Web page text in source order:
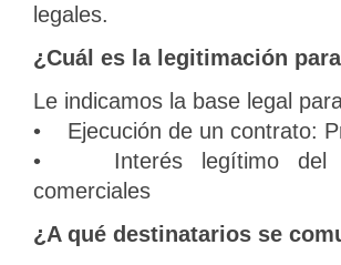
legales.
¿Cuál es la legitimación
Le indicamos la base legal
• Ejecución de un contrato:
• Interés legítimo del
comerciales
¿A qué destinatarios se